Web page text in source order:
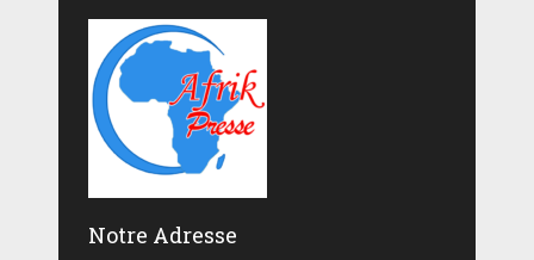
Notre Adresse